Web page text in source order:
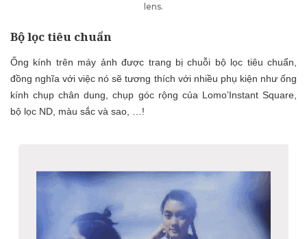
lens.
Bộ lọc tiêu chuẩn
Ống kính trên máy ảnh được trang bị chuỗi bộ lọc tiêu chuẩn,
đồng nghĩa với việc nó sẽ tương thích với nhiều phụ kiện như ống
kính chụp chân dung, chụp góc rộng của Lomo’Instant Square,
bộ lọc ND, màu sắc và sao, …!